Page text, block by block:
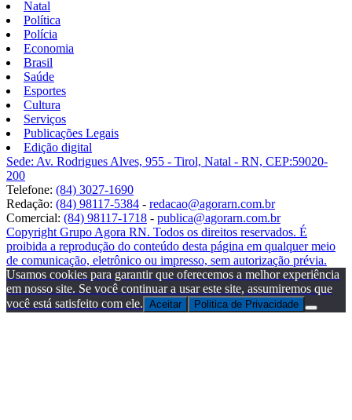
Natal
Política
Polícia
Economia
Brasil
Saúde
Esportes
Cultura
Serviços
Publicações Legais
Edição digital
Sede: Av. Rodrigues Alves, 955 - Tirol, Natal - RN, CEP:59020-
200
Telefone: (84) 3027-1690
Redação: (84) 98117-5384 - redacao@agorarn.com.br
Comercial: (84) 98117-1718 - publica@agorarn.com.br
Copyright Grupo Agora RN. Todos os direitos reservados. É
proibida a reprodução do conteúdo desta página em qualquer meio
de comunicação, eletrônico ou impresso, sem autorização prévia.
Usamos cookies para garantir que oferecemos a melhor experiência
em nosso site. Se você continuar a usar este site, assumiremos que
você está satisfeito com ele. Aceitar Politica de Privacidade